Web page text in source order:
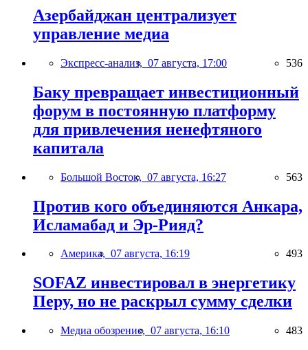
Азербайджан централизует
управление медиа
Экспресс-анализ, 07 августа, 17:00 536
Баку превращает инвестиционный
форум в постоянную платформу
для привлечения ненефтяного
капитала
Большой Восток, 07 августа, 16:27 563
Против кого объединяются Анкара,
Исламабад и Эр-Рияд?
Америка, 07 августа, 16:19 493
SOFAZ инвестировал в энергетику
Перу, но не раскрыл сумму сделки
Медиа обозрение, 07 августа, 16:10 483